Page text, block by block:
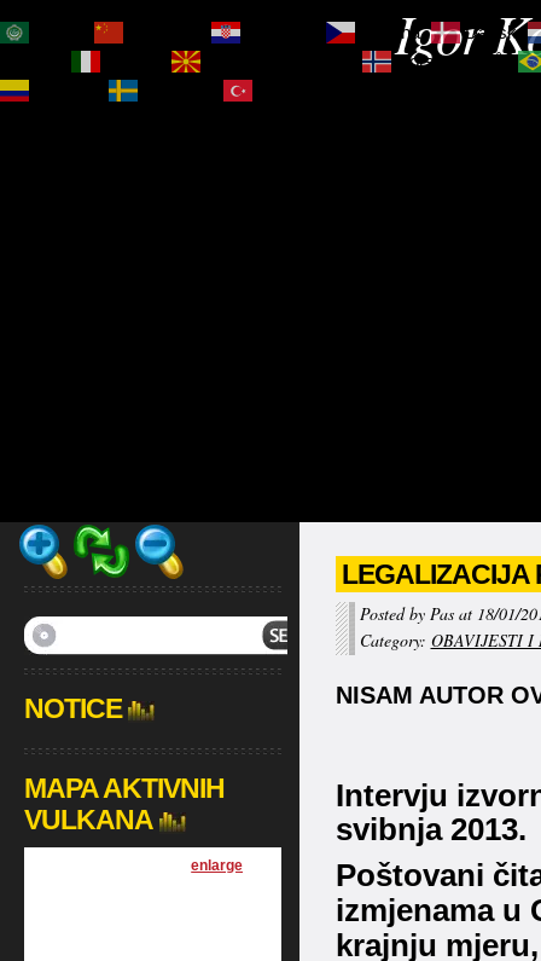
Igor
LEGALIZACIJA
Posted by Pas at 18/01/
Category: OBAVIJESTI I
NISAM AUTOR
Intervju
svibnja 2013.
Poštovani
izmjenama u
krajnju
NOTICE
MAPA AKTIVNIH
VULKANA
[enlarge
Čeština‎
Dansk
Norsk bokmål